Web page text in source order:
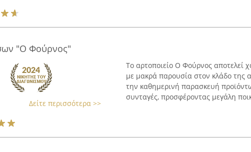
"Ο Φούρνος"
Δείτε περισσότερα >>
Το αρτοποιείο Ο Φούρνος αποτελεί
με μακρά παρουσία στον κλάδο της
την καθημερινή παρασκευή
συνταγές, προσφέροντας μεγάλη